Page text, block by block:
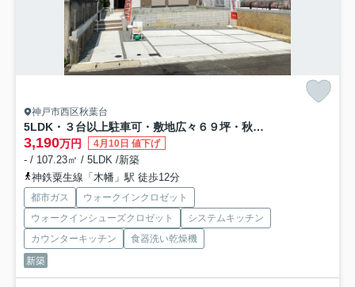
神戸市西区秋葉台
5LDK・３台以上駐車可・敷地広々６９坪・秋葉台 全１棟
3,190万円 4月10日 値下げ
- / 107.23㎡ / 5LDK /新築
神鉄粟生線「木幡」駅 徒歩12分
都市ガス
ウォークインクロゼット
ウォークインシューズクロゼット
システムキッチン
カウンターキッチン
食器洗い乾燥機
新築